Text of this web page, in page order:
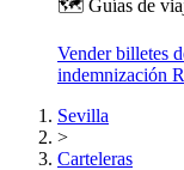
🗺️ Guías de
Vender billetes
indemnización
Sevilla
>
Carteleras